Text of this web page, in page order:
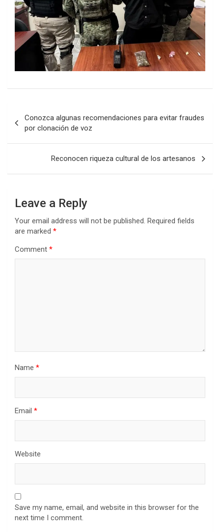
navigation
Conozca algunas recomendaciones para evitar fraudes
por clonación de voz
Reconocen riqueza cultural de los artesanos
Leave a Reply
Your email address will not be published. Required fields
are marked *
Comment *
Name *
Email *
Website
Save my name, email, and website in this browser for the
next time I comment.